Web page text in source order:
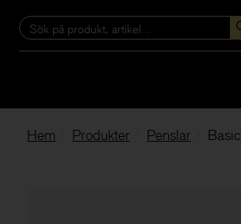
Hem Produkter Penslar